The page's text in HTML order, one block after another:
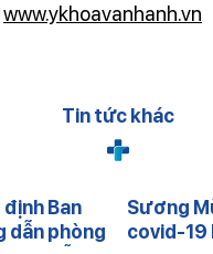
www.ykhoavanhanh.vn
Tin tức khác
Ban
dẫn phòng
Sương
covid-19